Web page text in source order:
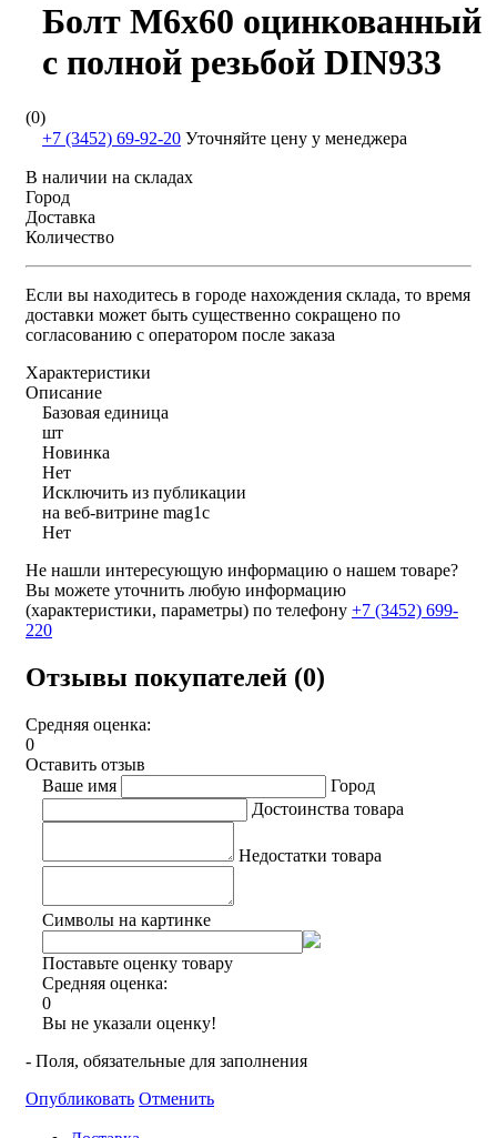
Болт М6х60 оцинкованный
с полной резьбой DIN933
(0)
+7 (3452) 69-92-20 Уточняйте цену у менеджера
В наличии на складах
Город
Доставка
Количество
Если вы находитесь в городе нахождения склада, то время
доставки может быть существенно сокращено по
согласованию с оператором после заказа
Характеристики
Описание
Базовая единица
шт
Новинка
Нет
Исключить из публикации
на веб-витрине mag1c
Нет
Не нашли интересующую информацию о нашем товаре?
Вы можете уточнить любую информацию
(характеристики, параметры) по телефону +7 (3452) 699-
220
Отзывы покупателей (0)
Средняя оценка:
0
Оставить отзыв
Ваше имя
Город
Достоинства товара
Недостатки товара
Символы на картинке
Поставьте оценку товару
Средняя оценка:
0
Вы не указали оценку!
- Поля, обязательные для заполнения
Опубликовать Отменить